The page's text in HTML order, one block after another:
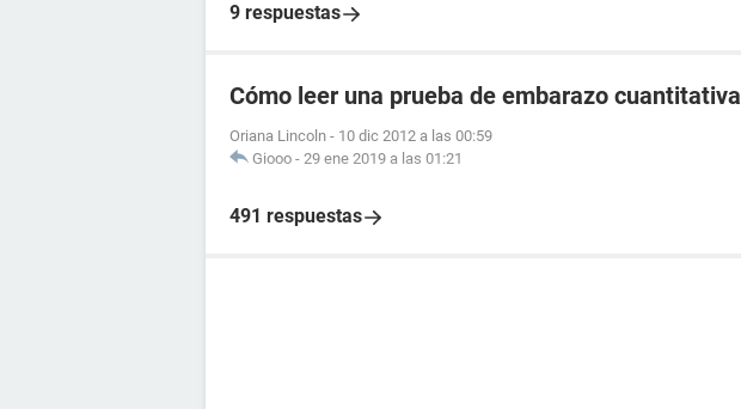
9 respuestas
Cómo leer una prueba de embarazo cuantitativa
Oriana Lincoln - 10 dic 2012 a las 00:59
Giooo - 29 ene 2019 a las 01:21
491 respuestas